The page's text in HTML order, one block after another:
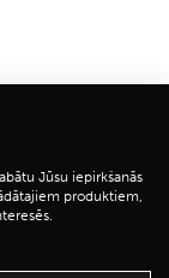
Jūsu iepirkšanās
produktiem,